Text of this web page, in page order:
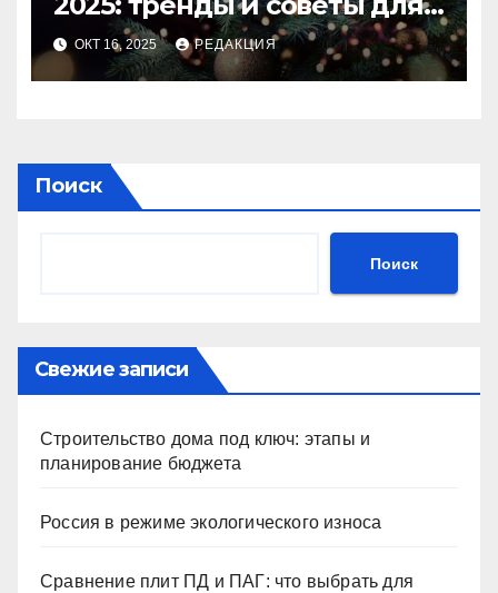
идеального праздника
ОКТ 16, 2025 РЕДАКЦИЯ
Поиск
Поиск
Свежие записи
Строительство дома под ключ: этапы и
планирование бюджета
Россия в режиме экологического износа
Сравнение плит ПД и ПАГ: что выбрать для